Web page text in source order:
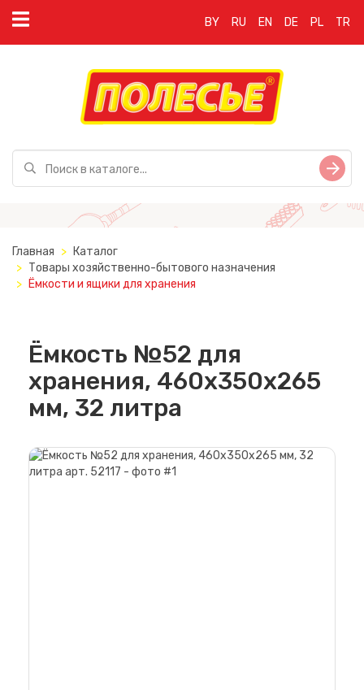
BY RU EN DE PL TR
Главная
Каталог
Товары хозяйственно-бытового назначения
Ёмкости и ящики для хранения
Ёмкость №52 для
хранения, 460х350х265
мм, 32 литра